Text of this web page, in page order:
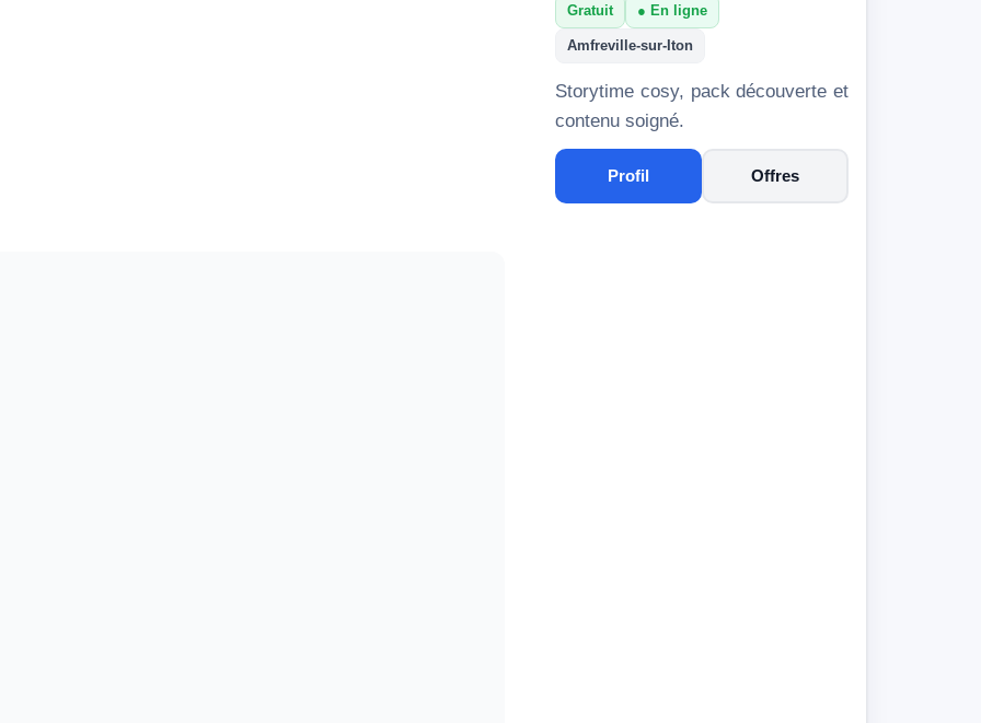
Gratuit En ligne
Amfreville-sur-Iton
Storytime cosy, pack découverte et
contenu soigné.
Profil Offres